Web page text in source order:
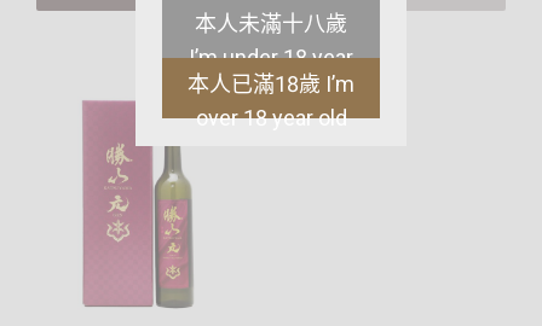
本人未滿十八歲
I’m under 18 year
old
本人已滿18歲 I’m
over 18 year old